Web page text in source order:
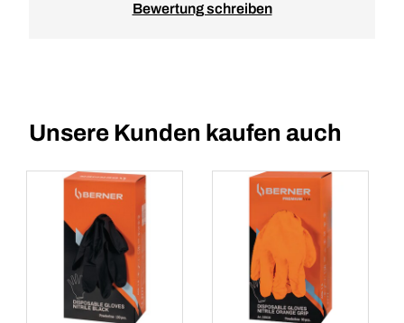
Bewertung schreiben
Unsere Kunden kaufen auch